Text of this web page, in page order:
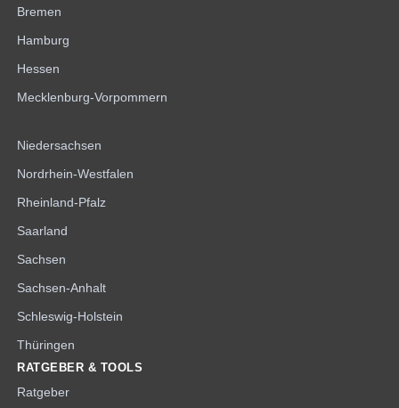
Bremen
Hamburg
Hessen
Mecklenburg-Vorpommern
Niedersachsen
Nordrhein-Westfalen
Rheinland-Pfalz
Saarland
Sachsen
Sachsen-Anhalt
Schleswig-Holstein
Thüringen
RATGEBER & TOOLS
Ratgeber